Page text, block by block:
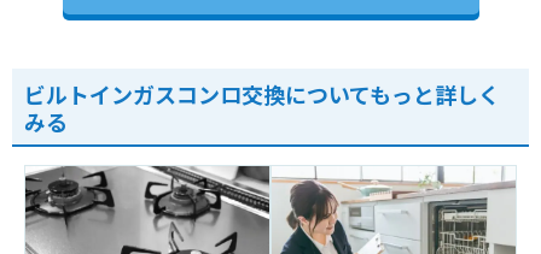
ビルトインガスコンロ交換についてもっと詳しく
みる